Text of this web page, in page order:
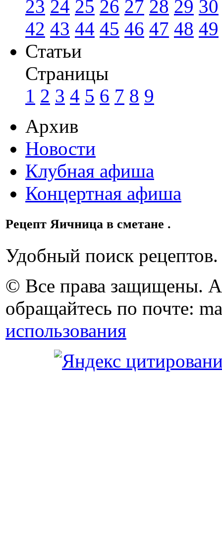
23 24 25 26 27 28 29 30
42 43 44 45 46 47 48 49
Статьи
Страницы
1 2 3 4 5 6 7 8 9
Архив
Новости
Клубная афиша
Концертная афиша
Рецепт Яичница в сметане .
Удобный поиск рецептов.
© Все права защищены.
обращайтесь по почте:
использования